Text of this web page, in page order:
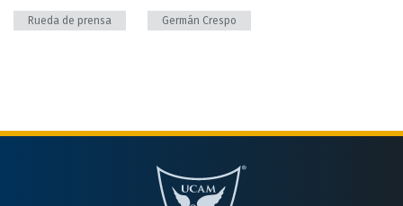
Rueda de prensa Germán Crespo